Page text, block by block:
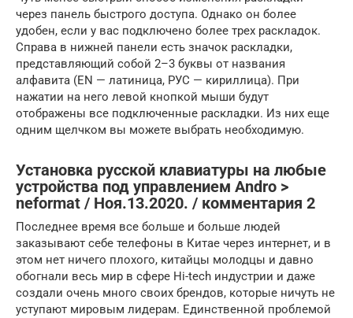
через панель быстрого доступа. Однако он более
удобен, если у вас подключено более трех раскладок.
Справа в нижней панели есть значок раскладки,
представляющий собой 2–3 буквы от названия
алфавита (EN — латиница, РУС — кириллица). При
нажатии на него левой кнопкой мыши будут
отображены все подключенные раскладки. Из них еще
одним щелчком вы можете выбрать необходимую.
Установка русской клавиатуры на любые
устройства под управлением Andro >
neformat / Ноя.13.2020. / комментария 2
Последнее время все больше и больше людей
заказывают себе телефоны в Китае через интернет, и в
этом нет ничего плохого, китайцы молодцы и давно
обогнали весь мир в сфере Hi-tech индустрии и даже
создали очень много своих брендов, которые ничуть не
уступают мировым лидерам. Единственной проблемой